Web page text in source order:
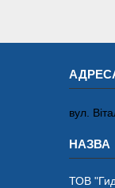
вул.
ТОВ